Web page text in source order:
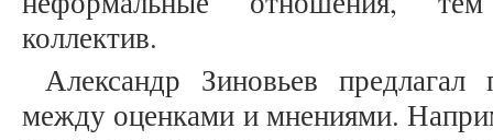
коллектив.
Александр Зиновьев предлагал
между оценками и мнениями.